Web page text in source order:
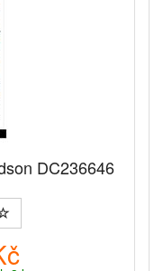
DC236646